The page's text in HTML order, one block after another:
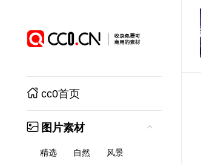
cc0首页
图片素材
精选 自然
风景